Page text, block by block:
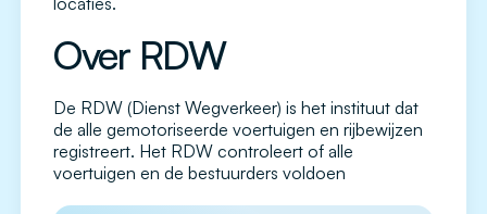
Over RDW
De RDW (Dienst Wegverkeer) is het instituut dat
de alle gemotoriseerde voertuigen en rijbewijzen
registreert. Het RDW controleert of alle
voertuigen en de bestuurders voldoen